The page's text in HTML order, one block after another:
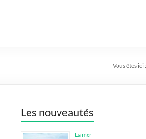
Vous êtes ici :
Les nouveautés
La mer